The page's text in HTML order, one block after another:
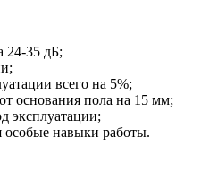
24-35 дБ;
всего на 5%;
основания пола на 15 мм;
эксплуатации;
особые навыки работы.